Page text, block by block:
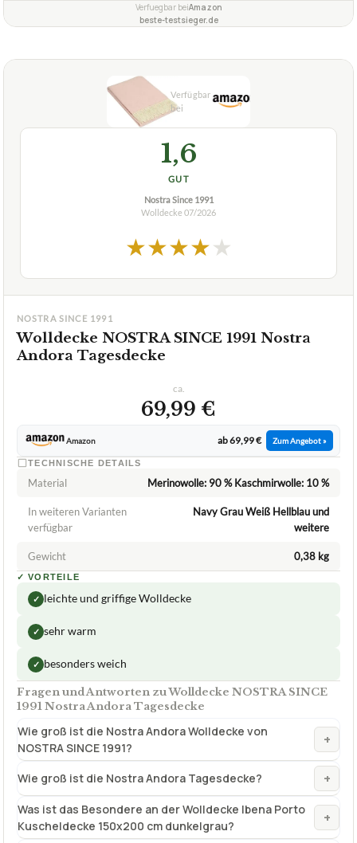
Verfuegbar beiAmazon
beste-testsieger.de
1,6
GUT
Nostra Since 1991
Wolldecke 07/2026
★★★★★
NOSTRA SINCE 1991
Wolldecke NOSTRA SINCE 1991 Nostra
Andora Tagesdecke
ca.
69,99 €
Amazon ab 69,99 € Zum Angebot »
TECHNISCHE DETAILS
Material Merinowolle: 90 % Kaschmirwolle: 10 %
In weiteren Varianten
verfügbar
Navy Grau Weiß Hellblau und
weitere
Gewicht 0,38 kg
✓ VORTEILE
✓ leichte und griffige Wolldecke
✓ sehr warm
✓ besonders weich
Fragen und Antworten zu Wolldecke NOSTRA SINCE
1991 Nostra Andora Tagesdecke
Wie groß ist die Nostra Andora Wolldecke von
NOSTRA SINCE 1991?
+
Wie groß ist die Nostra Andora Tagesdecke? +
Was ist das Besondere an der Wolldecke Ibena Porto
Kuscheldecke 150x200 cm dunkelgrau?
+